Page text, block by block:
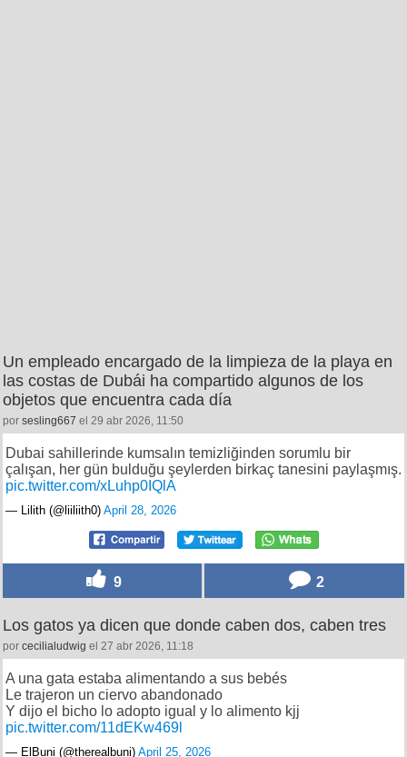
Un empleado encargado de la limpieza de la playa en
las costas de Dubái ha compartido algunos de los
objetos que encuentra cada día
porsesling667el 29 abr 2026, 11:50
Dubai sahillerinde kumsalın temizliğinden sorumlu bir
çalışan, her gün bulduğu şeylerden birkaç tanesini paylaşmış.
pic.twitter.com/xLuhp0IQlA
— Lilith (@liiliith0)April 28, 2026
9
Los gatos ya dicen que donde caben dos, caben tres
porcecilialudwigel 27 abr 2026, 11:18
A una gata estaba alimentando a sus bebés